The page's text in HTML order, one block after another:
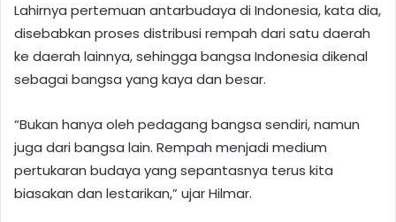
Lahirnya pertemuan antarbudaya di Indonesia, kata dia,
disebabkan proses distribusi rempah dari satu daerah
ke daerah lainnya, sehingga bangsa Indonesia dikenal
sebagai bangsa yang kaya dan besar.
“Bukan hanya oleh pedagang bangsa sendiri, namun
juga dari bangsa lain. Rempah menjadi medium
pertukaran budaya yang sepantasnya terus kita
biasakan dan lestarikan,” ujar Hilmar.